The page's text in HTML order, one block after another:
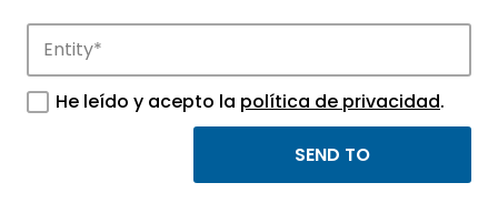
innovation in APTE’s parks.
Anzen Aerospace
Engineering, S.L.
He leído y acepto la política de privacidad.